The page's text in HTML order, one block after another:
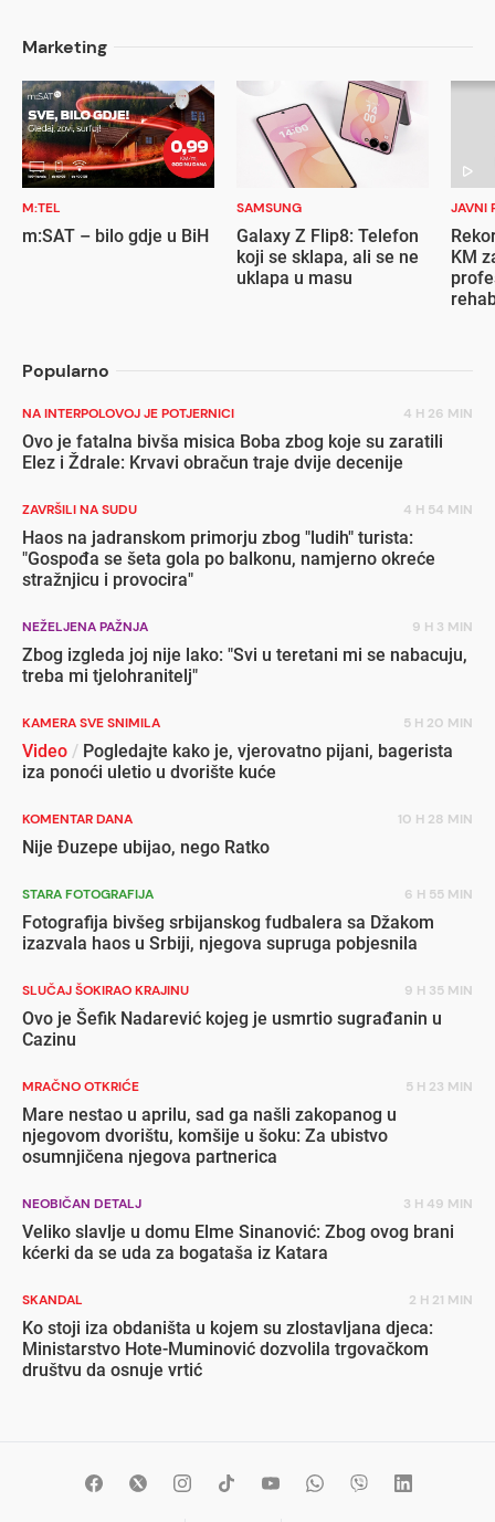
Marketing
M:TEL
m:SAT – bilo gdje u BiH
SAMSUNG
Galaxy Z Flip8: Telefon
koji se sklapa, ali se ne
uklapa u masu
JAVNI
KM
Popularno
NA INTERPOLOVOJ JE POTJERNICI 4 H 26 MIN
Ovo je fatalna bivša misica Boba zbog koje su zaratili
Elez i Ždrale: Krvavi obračun traje dvije decenije
ZAVRŠILI NA SUDU 4 H 54 MIN
Haos na jadranskom primorju zbog "ludih" turista:
"Gospođa se šeta gola po balkonu, namjerno okreće
stražnjicu i provocira"
NEŽELJENA PAŽNJA 9 H 3 MIN
Zbog izgleda joj nije lako: "Svi u teretani mi se nabacuju,
treba mi tjelohranitelj"
KAMERA SVE SNIMILA 5 H 20 MIN
Video / Pogledajte kako je, vjerovatno pijani, bagerista
iza ponoći uletio u dvorište kuće
KOMENTAR DANA 10 H 28 MIN
Nije Đuzepe ubijao, nego Ratko
STARA FOTOGRAFIJA 6 H 55 MIN
Fotografija bivšeg srbijanskog fudbalera sa Džakom
izazvala haos u Srbiji, njegova supruga pobjesnila
SLUČAJ ŠOKIRAO KRAJINU 9 H 35 MIN
Ovo je Šefik Nadarević kojeg je usmrtio sugrađanin u
Cazinu
MRAČNO OTKRIĆE 5 H 23 MIN
Mare nestao u aprilu, sad ga našli zakopanog u
njegovom dvorištu, komšije u šoku: Za ubistvo
osumnjičena njegova partnerica
NEOBIČAN DETALJ 3 H 49 MIN
Veliko slavlje u domu Elme Sinanović: Zbog ovog brani
kćerki da se uda za bogataša iz Katara
SKANDAL 2 H 21 MIN
Ko stoji iza obdaništa u kojem su zlostavljana djeca:
Ministarstvo Hote-Muminović dozvolila trgovačkom
društvu da osnuje vrtić